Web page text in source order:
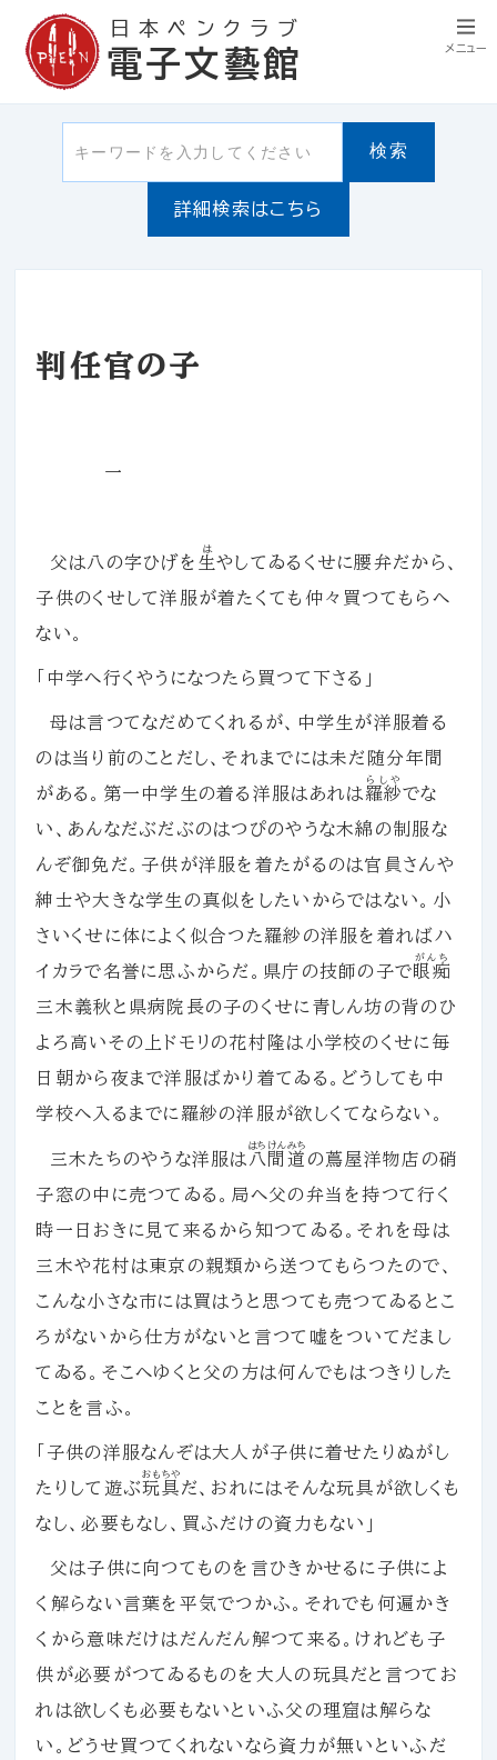
日本ペンクラブ
電子文藝館
検索
詳細検索はこちら
判任官の子
一
父は八の字ひげを 生
は
やしてゐるくせに腰弁だから、
子供のくせして洋服が着たくても仲々買つてもらへ
ない。
「中学へ行くやうになつたら買つて下さる」
母は言つてなだめてくれるが、中学生が洋服着る
のは当り前のことだし、それまでには未だ随分年間
がある。第一中学生の着る洋服はあれは 羅紗
らしや
でな
い、あんなだぶだぶのはつぴのやうな木綿の制服な
んぞ御免だ。子供が洋服を着たがるのは官員さんや
紳士や大きな学生の真似をしたいからではない。小
さいくせに体によく似合つた羅紗の洋服を着ればハ
イカラで名誉に思ふからだ。県庁の技師の子で眼痴
がんち
三木義秋と県病院長の子のくせに青しん坊の背のひ
よろ高いその上ドモリの花村隆は小学校のくせに毎
日朝から夜まで洋服ばかり着てゐる。どうしても中
学校へ入るまでに羅紗の洋服が欲しくてならない。
三木たちのやうな洋服は 八間道
はちけんみち
の蔦屋洋物店の硝
子窓の中に売つてゐる。局へ父の弁当を持つて行く
時一日おきに見て来るから知つてゐる。それを母は
三木や花村は東京の親類から送つてもらつたので、
こんな小さな市には買はうと思つても売つてゐるとこ
ろがないから仕方がないと言つて嘘をついてだまし
てゐる。そこへゆくと父の方は何んでもはつきりした
ことを言ふ。
「子供の洋服なんぞは大人が子供に着せたりぬがし
たりして遊ぶ玩具
おもちや
だ、おれにはそんな玩具が欲しくも
なし、必要もなし、買ふだけの資力もない」
父は子供に向つてものを言ひきかせるに子供によ
く解らない言葉を平気でつかふ。それでも何遍かき
くから意味だけはだんだん解つて来る。けれども子
供が必要がつてゐるものを大人の玩具だと言つてお
れは欲しくも必要もないといふ父の理窟は解らな
い。どうせ買つてくれないなら資力が無いといふだ
メニュー